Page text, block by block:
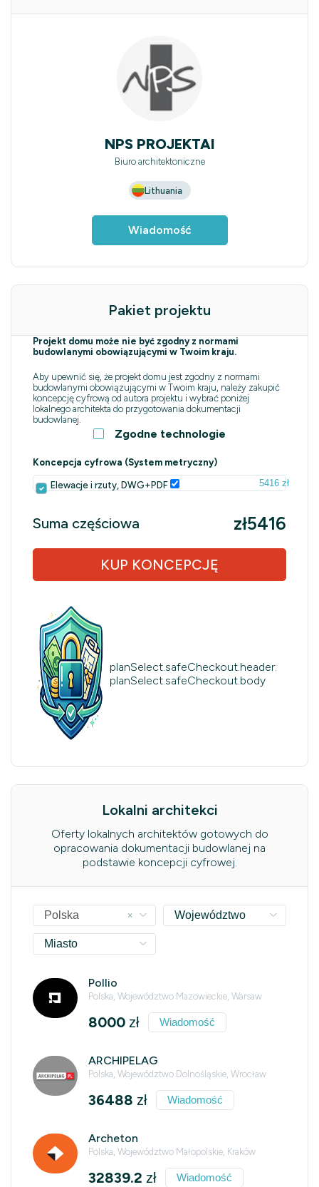
NPS PROJEKTAI
Biuro architektoniczne
Lithuania
Wiadomość
Pakiet projektu
Projekt domu może nie być zgodny z normami
budowlanymi obowiązującymi w Twoim kraju.
Aby upewnić się, że projekt domu jest zgodny z normami
budowlanymi obowiązującymi w Twoim kraju, należy zakupić
koncepcję cyfrową od autora projektu i wybrać poniżej
lokalnego architekta do przygotowania dokumentacji
budowlanej.
Zgodne technologie
Koncepcja cyfrowa (System metryczny)
Elewacje i rzuty, DWG+PDF 5416 zł
Suma częściowa zł5416
KUP KONCEPCJĘ
planSelect.safeCheckout.header:
planSelect.safeCheckout.body
Lokalni architekci
Oferty lokalnych architektów gotowych do
opracowania dokumentacji budowlanej na
podstawie koncepcji cyfrowej.
×
Polska Województwo
Miasto
Pollio
Polska, Województwo Mazowieckie, Warsaw
8000 zł Wiadomość
ARCHIPELAG
Polska, Województwo Dolnośląskie, Wrocław
36488 zł Wiadomość
Archeton
Polska, Województwo Małopolskie, Kraków
32839.2 zł Wiadomość